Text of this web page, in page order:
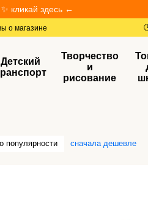
кликай здесь ←
о магазине
Детский
Творчество
и
рисование
популярности сначала дешевле